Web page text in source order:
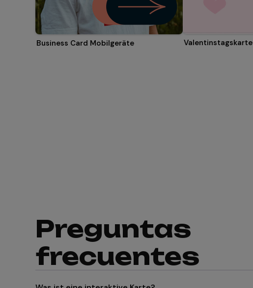
Business Card Mobilgeräte Valentinstagskarte
Preguntas
frecuentes